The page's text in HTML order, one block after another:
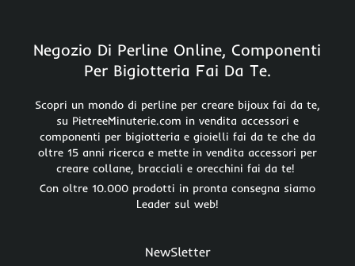
Negozio Di Perline Online, Componenti
Per Bigiotteria Fai Da Te.
Scopri un mondo di perline per creare bijoux fai da te,
su PietreeMinuterie.com in vendita accessori e
componenti per bigiotteria e gioielli fai da te che da
oltre 15 anni ricerca e mette in vendita accessori per
creare collane, bracciali e orecchini fai da te!
Con oltre 10.000 prodotti in pronta consegna siamo
Leader sul web!
NewSletter